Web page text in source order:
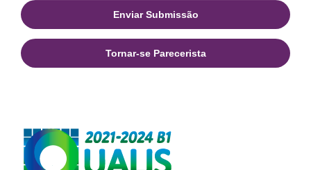
Enviar Submissão
Tornar-se Parecerista